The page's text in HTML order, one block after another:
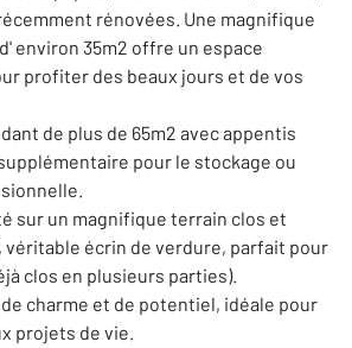
rénovées. Une magnifique
environ 35m2 offre un espace
profiter des beaux jours et de vos
de plus de 65m2 avec appentis
pour le stockage ou
sur un magnifique terrain clos et
véritable écrin de verdure, parfait pour
clos en plusieurs parties).
charme et de potentiel, idéale pour
projets de vie.